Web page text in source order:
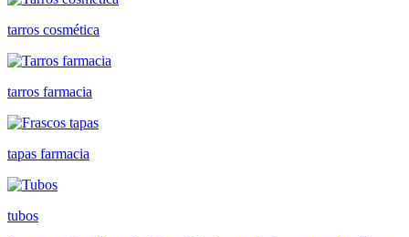
tarros cosmética
tarros farmacia
tapas farmacia
tubos